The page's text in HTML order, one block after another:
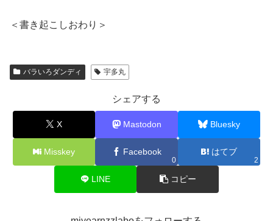
＜書き起こしおわり＞
バラいろダンディ 宇多丸
シェアする
X Mastodon Bluesky
Misskey Facebook
0
はてブ
2
LINE コピー